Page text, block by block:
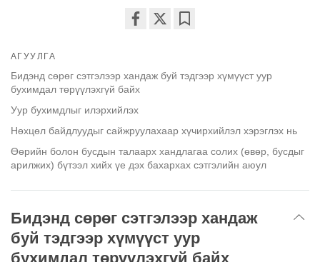
facebook
АГУУЛГА
Бидэнд сөрөг сэтгэлээр хандаж буй тэдгээр хүмүүст уур
бухимдал төрүүлэхгүй байх
Уур бухимдлыг илэрхийлэх
Нөхцөл байдлуудыг сайжруулахаар хүчирхийлэл хэрэглэх нь
Өөрийн болон бусдын талаарх хандлагаа солих (өвөр, бусдыг
арилжих) бүтээл хийх үе дэх бахархах сэтгэлийн аюул
Бидэнд сөрөг сэтгэлээр хандаж
буй тэдгээр хүмүүст уур
бухимдал төрүүлэхгүй байх